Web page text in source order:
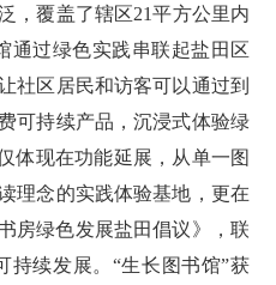
，覆盖了辖区21平方公里内
通过绿色实践串联起盐田区
社区居民和访客可以通过到
可持续产品，沉浸式体验绿
体现在功能延展，从单一图
理念的实践体验基地，更在
绿色发展盐田倡议》，联
持续发展。“生长图书馆”获